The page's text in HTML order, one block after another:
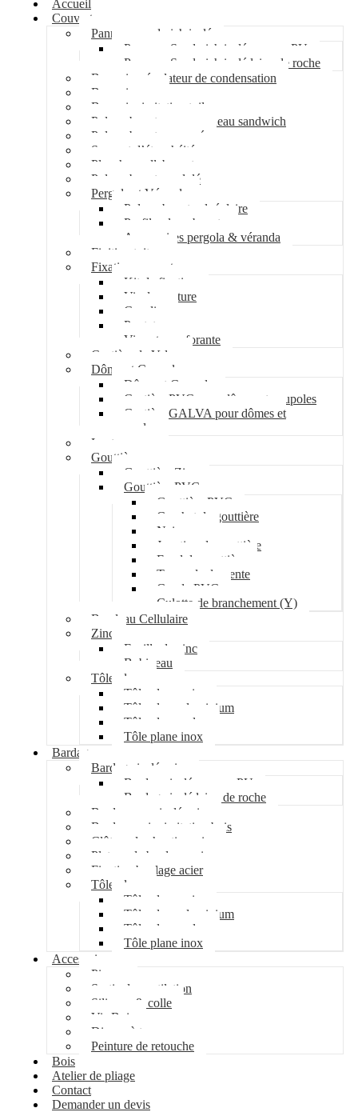
Accueil
Couverture
Panneau sandwich isolé
Panneau Sandwich isolé mousse PU
Panneau Sandwich isolé laine de roche
Bac acier régulateur de condensation
Bac acier sec
Bac acier imitation tuile
Polycarbonate pour panneau sandwich
Polycarbonate nervuré
Support d’étanchéité
Plancher collaborant
Polycarbonate ondulé
Pergola et Véranda
Polycarbonate alvéolaire
Profil polycarbonate
Accessoires pergola & véranda
Finition toiture
Fixation couverture
Kit de fixation
Vis de couture
Cavalier
Pontet
Vis auto-perforante
Costière de Velux
Dôme et Coupole
Dôme et Coupole
Costière PVC pour dômes et coupoles
Costière GALVA pour dômes et
coupoles
Lanterneau
Gouttière
Gouttière Zinc
Gouttière PVC
Gouttière PVC
Crochet de gouttière
Naissance
Jonction de gouttière
Fond de gouttière
Tuyau de descente
Coude PVC
Culotte de branchement (Y)
Bandeau Cellulaire
Zinc
Feuille de zinc
Bobineau
Tôle plane
Tôle plane acier
Tôle plane aluminium
Tôle plane galva
Tôle plane inox
Bardage
Bardage isolé acier
Bardage isolé mousse PU
Bardage isolé laine de roche
Bardage non isolé acier
Bardage acier imitation bois
Clôture de chantier acier
Plateau de bardage acier
Fixation bardage acier
Tôle plane
Tôle plane acier
Tôle plane aluminium
Tôle plane galva
Tôle plane inox
Accessoires
Pipeco
Sortie de ventilation
Silicone & colle
Vis Bois
Disque à tronçonner
Peinture de retouche
Bois
Atelier de pliage
Contact
Demander un devis